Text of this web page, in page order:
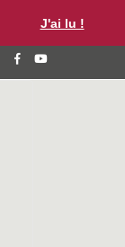
J'ai lu !